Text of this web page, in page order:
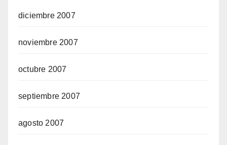
diciembre 2007
noviembre 2007
octubre 2007
septiembre 2007
agosto 2007